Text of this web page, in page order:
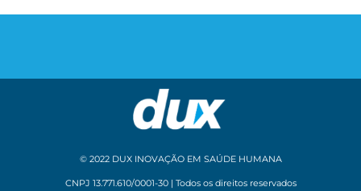
© 2022 DUX INOVAÇÃO EM SAÚDE HUMANA
CNPJ 13.771.610/0001-30 | Todos os direitos reservados